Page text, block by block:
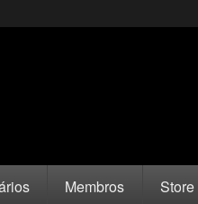
Membros Store